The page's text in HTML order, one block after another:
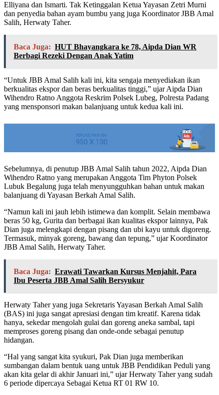
Elliyana dan Ismarti. Tak Ketinggalan Ketua Yayasan Zetri Murni
dan penyedia bahan ayam bumbu yang juga Koordinator JBB Amal
Salih, Herwaty Taher.
Baca Juga: HUT Bhayangkara ke 78, Aipda Dian WR
Berbagi Rezeki Dengan Anak Yatim
“Untuk JBB Amal Salih kali ini, kita sengaja menyediakan ikan
berkualitas ekspor dan beras berkualitas tinggi,” ujar Aipda Dian
Wihendro Ratno Anggota Reskrim Polsek Lubeg, Polresta Padang
yang mensponsori makan balanjuang untuk kedua kali ini.
Sebelumnya, di penutup JBB Amal Salih tahun 2022, Aipda Dian
Wihendro Ratno yang merupakan Anggota Tim Phyton Polsek
Lubuk Begalung juga telah menyungguhkan bahan untuk makan
balanjuang di Yayasan Berkah Amal Salih.
“Namun kali ini jauh lebih istimewa dan komplit. Selain membawa
beras 50 kg, Gurita dan berbagai ikan kualitas ekspor lainnya, Pak
Dian juga melengkapi dengan pisang dan ubi kayu untuk digoreng.
Termasuk, minyak goreng, bawang dan tepung,” ujar Koordinator
JBB Amal Salih, Herwaty Taher.
Baca Juga: Erawati Tawarkan Kursus Menjahit, Para
Ibu Peserta JBB Amal Salih Bersyukur
Herwaty Taher yang juga Sekretaris Yayasan Berkah Amal Salih
(BAS) ini juga sangat apresiasi dengan tim kreatif. Karena tidak
hanya, sekedar mengolah gulai dan goreng aneka sambal, tapi
memproses goreng pisang dan onde-onde sebagai penutup
hidangan.
“Hal yang sangat kita syukuri, Pak Dian juga memberikan
sumbangan dalam bentuk uang untuk JBB Pendidikan Peduli yang
akan kita gelar di akhir Januari ini,” ujar Herwaty Taher yang sudah
6 periode dipercaya Sebagai Ketua RT 01 RW 10.